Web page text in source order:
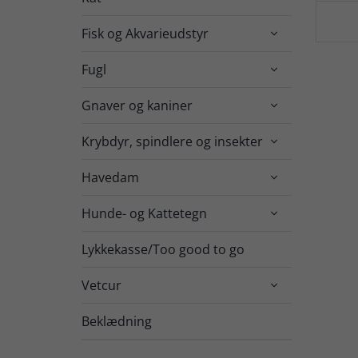
Fisk og Akvarieudstyr 
Fugl 
Gnaver og kaniner 
Krybdyr, spindlere og insekter 
Havedam 
Hunde- og Kattetegn 
Lykkekasse/Too good to go
Vetcur 
Beklædning